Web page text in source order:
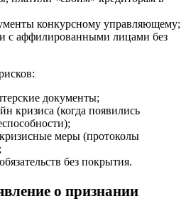
конкурсному управляющему;
с аффилированными лицами без
документы;
кризиса (когда появились
меры (протоколы
без покрытия.
о признании